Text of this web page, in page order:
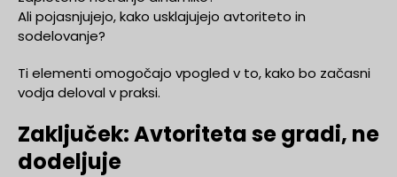
Ali pojasnjujejo, kako usklajujejo avtoriteto in
sodelovanje?
Ti elementi omogočajo vpogled v to, kako bo začasni
vodja deloval v praksi.
Zaključek: Avtoriteta se gradi, ne
dodeljuje